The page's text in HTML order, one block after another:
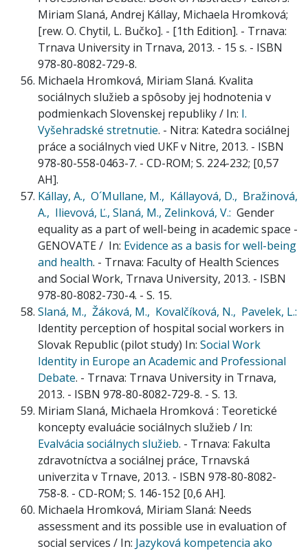
Miriam Slaná, Andrej Kállay, Michaela Hromková;
[rew. O. Chytil, L. Bučko]. - [1th Edition]. - Trnava:
Trnava University in Trnava, 2013. - 15 s. - ISBN
978-80-8082-729-8.
Michaela Hromková, Miriam Slaná. Kvalita
sociálnych služieb a spôsoby jej hodnotenia v
podmienkach Slovenskej republiky / In: I.
Vyšehradské stretnutie. - Nitra: Katedra sociálnej
práce a sociálnych vied UKF v Nitre, 2013. - ISBN
978-80-558-0463-7. - CD-ROM; S. 224-232; [0,57
AH].
Kállay, A., O´Mullane, M., Kállayová, D., Bražinová,
A., Ilievová, Ľ., Slaná, M., Zelinková, V.: Gender
equality as a part of well-being in academic space -
GENOVATE / In: Evidence as a basis for well-being
and health. - Trnava: Faculty of Health Sciences
and Social Work, Trnava University, 2013. - ISBN
978-80-8082-730-4. - S. 15.
Slaná, M., Žáková, M., Kovalčíková, N., Pavelek, L.:
Identity perception of hospital social workers in
Slovak Republic (pilot study) In: Social Work
Identity in Europe an Academic and Professional
Debate. - Trnava: Trnava University in Trnava,
2013. - ISBN 978-80-8082-729-8. - S. 13.
Miriam Slaná, Michaela Hromková : Teoretické
koncepty evaluácie sociálnych služieb / In:
Evalvácia sociálnych služieb. - Trnava: Fakulta
zdravotníctva a sociálnej práce, Trnavská
univerzita v Trnave, 2013. - ISBN 978-80-8082-
758-8. - CD-ROM; S. 146-152 [0,6 AH].
Michaela Hromková, Miriam Slaná: Needs
assessment and its possible use in evaluation of
social services / In: Jazyková kompetencia ako